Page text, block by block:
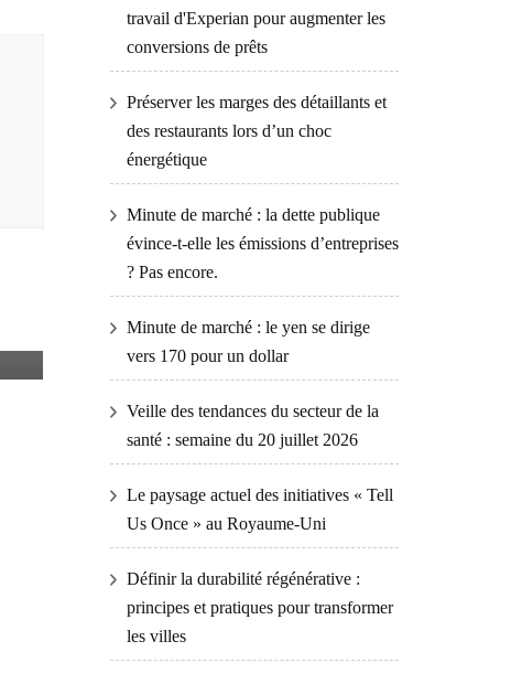
travail d'Experian pour augmenter les
conversions de prêts
Préserver les marges des détaillants et
des restaurants lors d’un choc
énergétique
Minute de marché : la dette publique
évince-t-elle les émissions d’entreprises
? Pas encore.
Minute de marché : le yen se dirige
vers 170 pour un dollar
Veille des tendances du secteur de la
santé : semaine du 20 juillet 2026
Le paysage actuel des initiatives « Tell
Us Once » au Royaume-Uni
Définir la durabilité régénérative :
principes et pratiques pour transformer
les villes